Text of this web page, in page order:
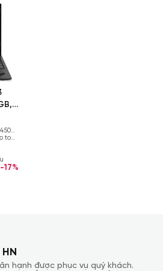
Blue
to
-17%
hạnh được phục vụ quý khách.